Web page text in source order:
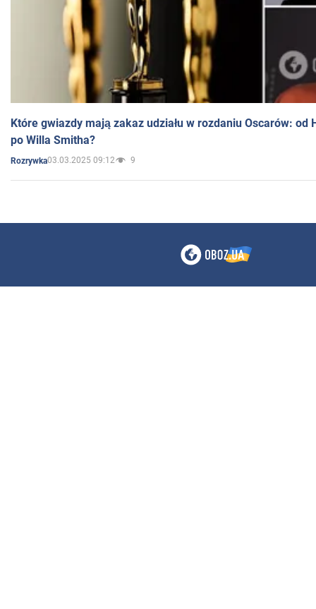
Które gwiazdy mają zakaz udziału w rozdaniu Oscarów: od
po Willa Smitha?
Rozrywka03.03.2025 09:12 9